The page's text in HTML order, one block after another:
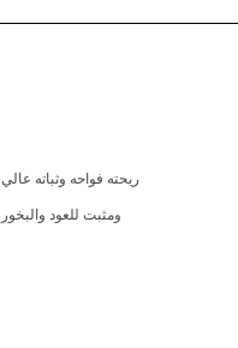
ريحته فواحه وثباته عالي
ومثبت للعود والبخور